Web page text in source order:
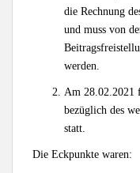
die Rechnung
und muss von
werden.
Am 28.02.2021
bezüglich des
statt.
Die Eckpunkte waren: